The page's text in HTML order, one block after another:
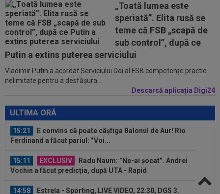
„Toată lumea este
speriată”. Elita rusă se
teme că FSB „scapă de
sub control”, după ce
Putin a extins puterea serviciului
Vladimir Putin a acordat Serviciului Doi al FSB competențe practic
nelimitate pentru a desfășura...
Descarcă aplicația Digi24
ULTIMA ORĂ
14:57
Farul - Csikszereda, LIVE VIDEO, 18:30, Digi
Sport 1. Ciucanii au trei eșecuri...
14:54 VIDEO
Concordia Chiajna - FC Bihor 2-0.
Start perfect de campionat pentru ilfoveni
15:33 OFICIAL
87 de milioane de euro! Arsenal a
făcut marele transfer, după ce l-a ratat pe...
luat decizia
15:21
E convins că poate câștiga Balonul de Aur! Rio
Ferdinand a făcut pariul: ”Voi...
15:11 EXCLUSIV
Radu Naum: ”Ne-ai șocat”. Andrei
Vochin a făcut predicția, după UTA - Rapid
14:58 Estrela - Sporting, LIVE VIDEO, 22:30, DGS 3.